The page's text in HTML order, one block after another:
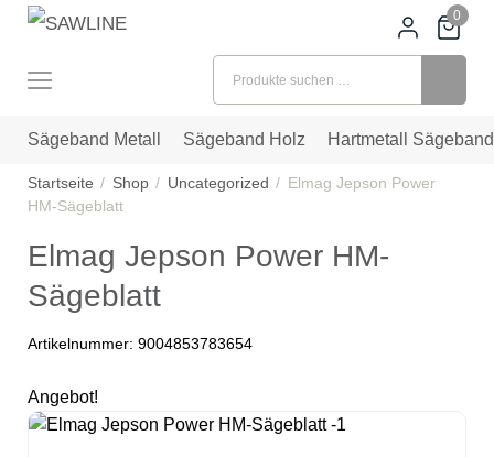
0
Sägeband Metall Sägeband Holz Hartmetall Sägeband
Startseite Shop Uncategorized
Elmag Jepson Power
HM-Sägeblatt
Elmag Jepson Power HM-
Sägeblatt
Artikelnummer: 9004853783654
Angebot!